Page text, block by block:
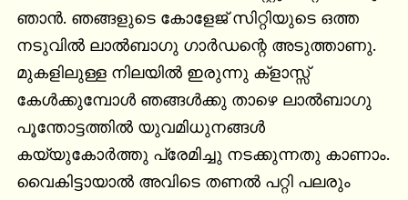
ഞാൻ. ഞങ്ങളുടെ കോളേജ് സിറ്റിയുടെ ഒത്ത
നടുവിൽ ലാൽബാഗു ഗാർഡന്റെ അടുത്താണു.
മുകളിലുള്ള നിലയിൽ ഇരുന്നു ക്ളാസ്സ്‌
കേൾക്കുമ്പോൾ ഞങ്ങൾക്കു താഴെ ലാൽബാഗു
പൂന്തോട്ടത്തിൽ യുവമിധുനങ്ങൾ
കയ്യുകോർത്തു പ്രേമിച്ചു നടക്കുന്നതു കാണാം.
വൈകിട്ടായാൽ അവിടെ തണൽ പറ്റി പലരും